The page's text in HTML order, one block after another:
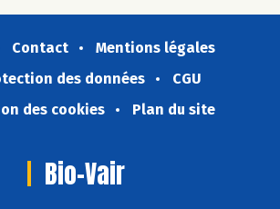
Contact
Mentions légales
des données
CGU
des cookies
Plan du site
Bio-Vair